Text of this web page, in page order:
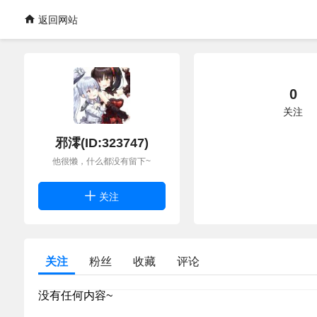
返回网站
邪澪(ID:323747)
他很懒，什么都没有留下~
关注
0
关注
关注 粉丝 收藏 评论
没有任何内容~